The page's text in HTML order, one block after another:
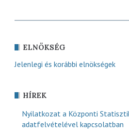
ELNÖKSÉG
Jelenlegi és korábbi elnökségek
HÍREK
Nyilatkozat a Központi
adatfelvételével kapcsolatban